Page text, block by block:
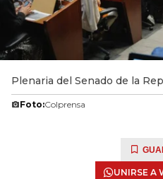
Plenaria del Senado de la
Foto:Colprensa
UNIRSE A